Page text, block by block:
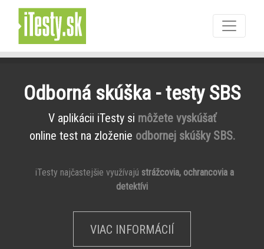
Odborná skúška - testy SBS
V aplikácii iTesty si môžete vyskúšať
online test na zloženie odbornej skúšky SBS.
iTesty najčastejšie využívajú strážcovia, ochrancovia a
detektívi
VIAC INFORMÁCIÍ